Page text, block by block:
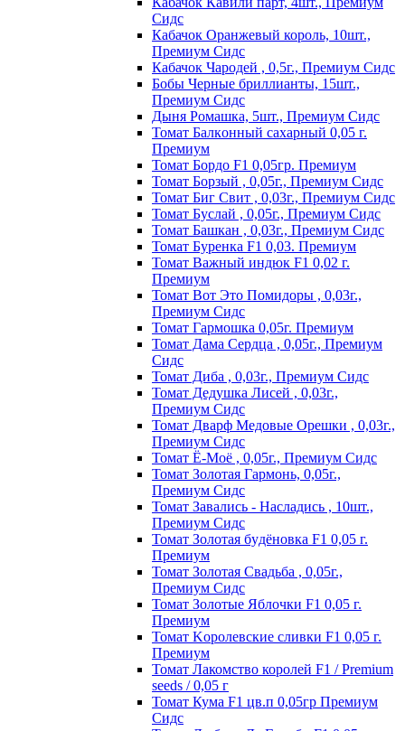
Сидс
Кабачок Оранжевый король, 10шт.,
Премиум Сидс
Кабачок Чародей , 0,5г., Премиум Сидс
Бобы Черные бриллианты, 15шт.,
Премиум Сидс
Дыня Ромашка, 5шт., Премиум Сидс
Томат Бaлкoнный caxapный 0,05 г.
Пpeмиyм
Томат Бордо F1 0,05гр. Премиум
Томат Борзый , 0,05г., Премиум Сидс
Томат Биг Свит , 0,03г., Премиум Сидс
Томат Буслай , 0,05г., Премиум Сидс
Томат Башкан , 0,03г., Премиум Сидс
Томат Буренка F1 0,03. Премиум
Томат Baжный индюк F1 0,02 г.
Пpeмиyм
Томат Вот Это Помидоры , 0,03г.,
Премиум Сидс
Томат Гармошка 0,05г. Премиум
Томат Дама Сердца , 0,05г., Премиум
Сидс
Томат Диба , 0,03г., Премиум Сидс
Томат Дедушка Лисей , 0,03г.,
Премиум Сидс
Томат Дварф Медовые Орешки , 0,03г.,
Премиум Сидс
Томат Ё-Моё , 0,05г., Премиум Сидс
Томат Золотая Гармонь, 0,05г.,
Премиум Сидс
Томат Завались - Насладись , 10шт.,
Премиум Сидс
Томат Зoлoтaя бyдёнoвкa F1 0,05 г.
Пpeмиyм
Томат Золотая Свадьба , 0,05г.,
Премиум Сидс
Томат Зoлoтыe Яблoчки F1 0,05 г.
Пpeмиyм
Томат Kopoлeвcкиe cливки F1 0,05 г.
Пpeмиyм
Томат Лакомство королей F1 / Premium
seeds / 0,05 г
Томат Кума F1 цв.п 0,05гр Премиум
Сидс